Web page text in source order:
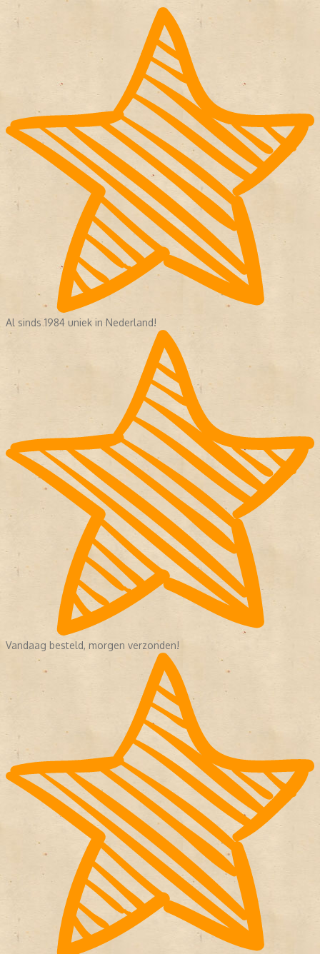
Al sinds 1984 uniek in Nederland!
Vandaag besteld, morgen verzonden!